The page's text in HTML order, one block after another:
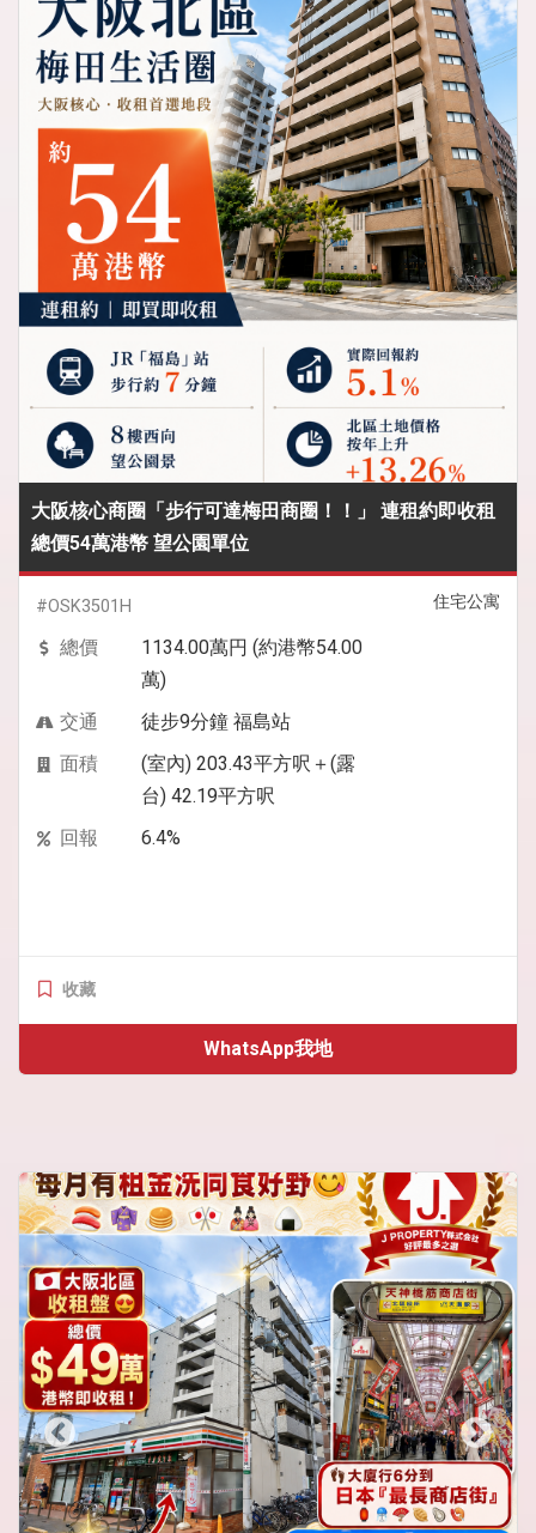
大阪核心商圈「步行可達梅田商圈！！」 連租約即收租
總價54萬港幣 望公園單位
住宅公寓
#OSK3501H
總價
1134.00萬円 (約港幣54.00
萬)
交通
徒步9分鐘 福島站
面積
(室內) 203.43平方呎＋(露
台) 42.19平方呎
回報
6.4%
收藏
WhatsApp我地